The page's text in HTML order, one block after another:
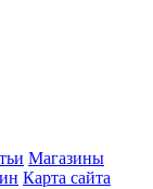
Магазины
Карта сайта